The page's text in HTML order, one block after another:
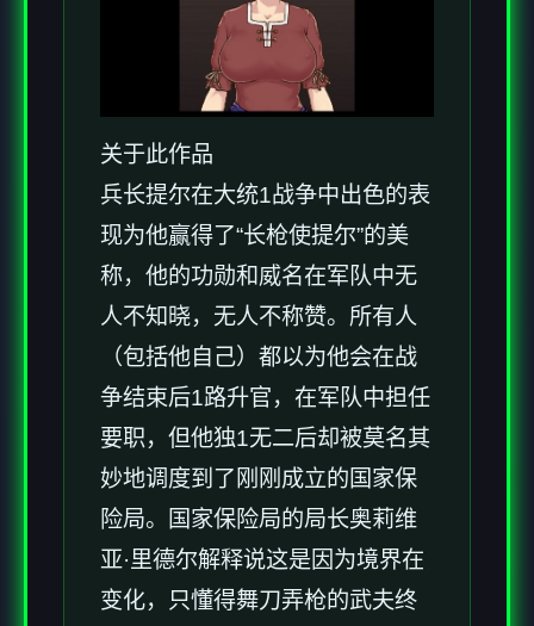
关于此作品
兵长提尔在大统1战争中出色的表
现为他赢得了“长枪使提尔”的美
称，他的功勋和威名在军队中无
人不知晓，无人不称赞。所有人
（包括他自己）都以为他会在战
争结束后1路升官，在军队中担任
要职，但他独1无二后却被莫名其
妙地调度到了刚刚成立的国家保
险局。国家保险局的局长奥莉维
亚·里德尔解释说这是因为境界在
变化，只懂得舞刀弄枪的武夫终